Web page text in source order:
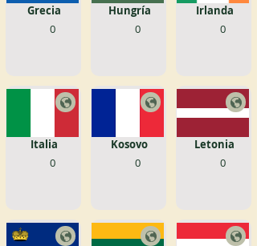
0
Grecia
0
Italia
0
Hungría
0
Kosovo
0
Irlanda
0
Letonia